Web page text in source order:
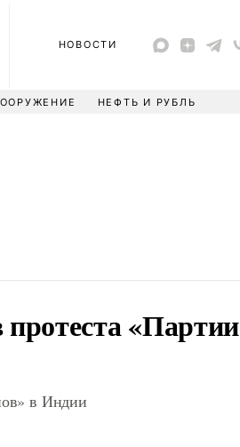
НОВОСТИ
НЕФТЬ И РУБЛЬ
«Партии
в Индии